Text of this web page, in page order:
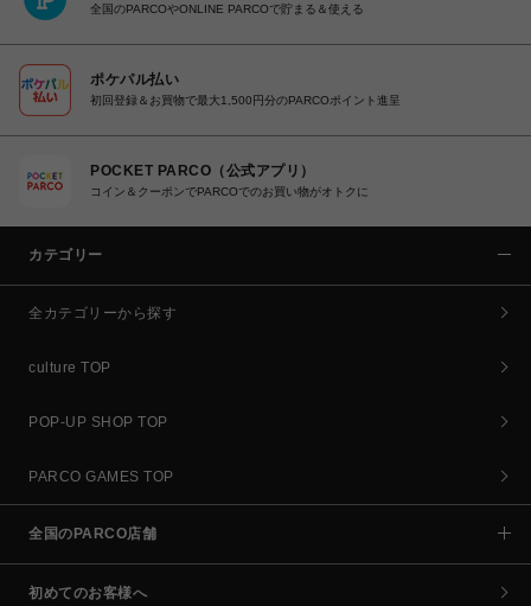
全国のPARCOやONLINE PARCOで貯まる＆使える
ポケパル払い
初回登録＆お買物で最大1,500円分のPARCOポイント進呈
POCKET PARCO（公式アプリ）
コイン＆クーポンでPARCOでのお買い物がオトクに
カテゴリー
全カテゴリーから探す
culture TOP
POP-UP SHOP TOP
PARCO GAMES TOP
全国のPARCO店舗
初めてのお客様へ